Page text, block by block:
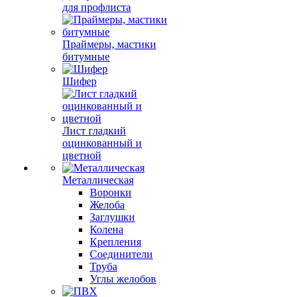
для профлиста
Праймеры, мастики
битумные
Шифер
Лист гладкий
оцинкованный и
цветной
Металлическая
Воронки
Желоба
Заглушки
Колена
Крепления
Соединители
Труба
Углы желобов